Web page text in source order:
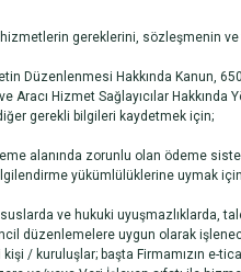
gereklerini, sözleşmenin
Düzenlenmesi Hakkında Kanun,
Aracı Hizmet Sağlayıcılar
gerekli bilgileri kaydetmek için;
alanında zorunlu olan ödeme
yükümlülüklerine uymak
ve hukuki uyuşmazlıklarda,
düzenlemelere uygun olarak
/ kuruluşlar; başta Firmamızın e-